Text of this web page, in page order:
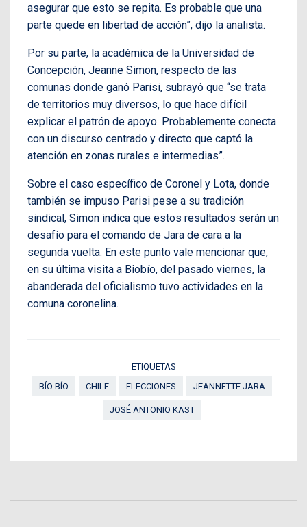
asegurar que esto se repita. Es probable que una
parte quede en libertad de acción”, dijo la analista.
Por su parte, la académica de la Universidad de
Concepción, Jeanne Simon, respecto de las
comunas donde ganó Parisi, subrayó que “se trata
de territorios muy diversos, lo que hace difícil
explicar el patrón de apoyo. Probablemente conecta
con un discurso centrado y directo que captó la
atención en zonas rurales e intermedias”.
Sobre el caso específico de Coronel y Lota, donde
también se impuso Parisi pese a su tradición
sindical, Simon indica que estos resultados serán un
desafío para el comando de Jara de cara a la
segunda vuelta. En este punto vale mencionar que,
en su última visita a Biobío, del pasado viernes, la
abanderada del oficialismo tuvo actividades en la
comuna coronelina.
ETIQUETAS
BÍO BÍO
CHILE ELECCIONES JEANNETTE JARA
JOSÉ ANTONIO KAST